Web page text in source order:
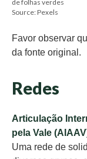
de folhas verdes
Source: Pexels
Favor observar
da fonte original.
Redes
Articulação
pela Vale
Uma rede de